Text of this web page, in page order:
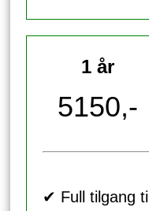
1 år
5150,-
✔ Full tilgang til